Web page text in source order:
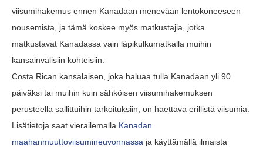
viisumihakemus ennen Kanadaan menevään lentokoneeseen
nousemista, ja tämä koskee myös matkustajia, jotka
matkustavat Kanadassa vain läpikulkumatkalla muihin
kansainvälisiin kohteisiin.
Costa Rican kansalaisen, joka haluaa tulla Kanadaan yli 90
päiväksi tai muihin kuin sähköisen viisumihakemuksen
perusteella sallittuihin tarkoituksiin, on haettava erillistä viisumia.
Lisätietoja saat vierailemalla Kanadan
maahanmuuttoviisumineuvonnassa ja käyttämällä ilmaista